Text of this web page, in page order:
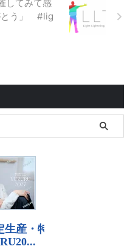
してみて感
とう」 #lig